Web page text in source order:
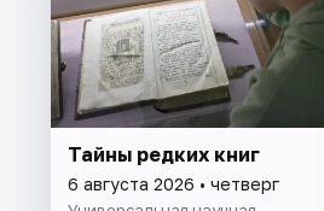
Тайны редких книг
6 августа 2026 • четверг